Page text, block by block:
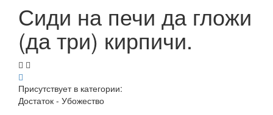
Сиди на печи да гложи
(да три) кирпичи.
Присутствует в категории:
Достаток - Убожество